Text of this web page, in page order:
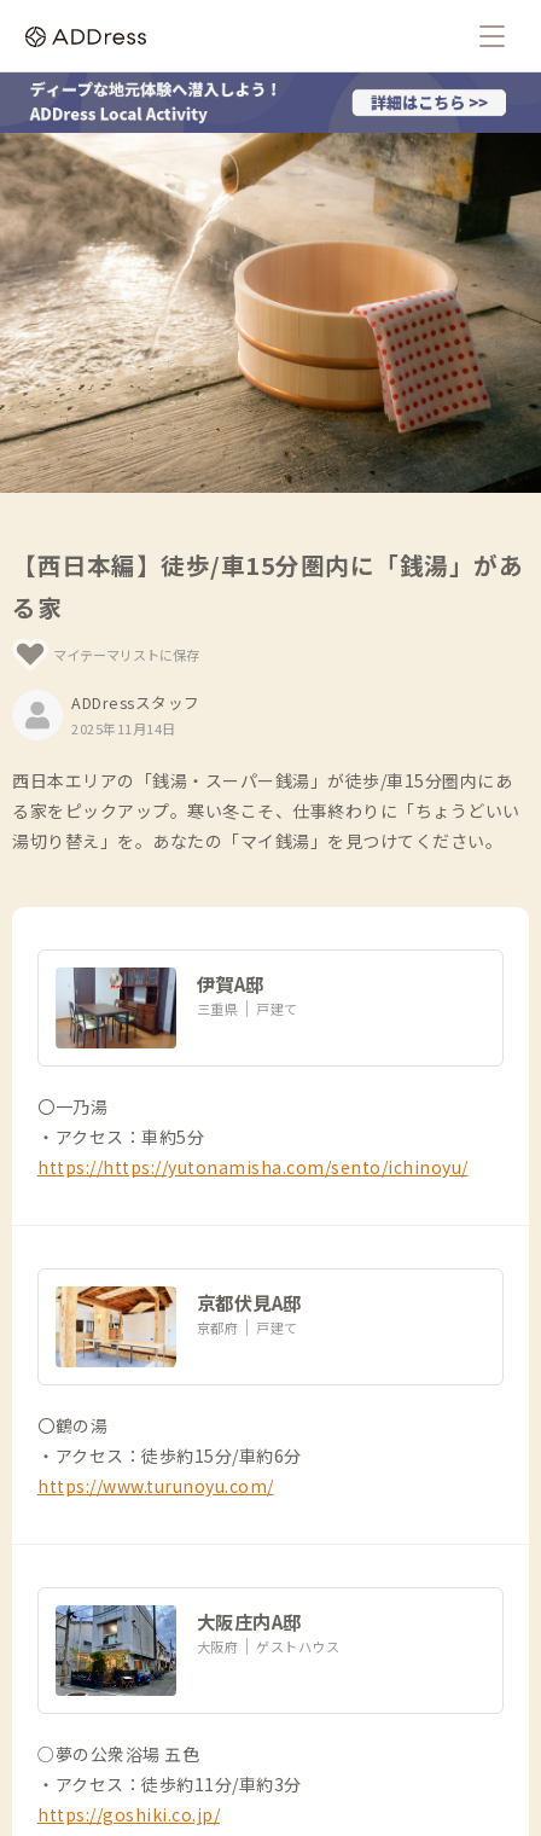
【西日本編】徒歩/車15分圏内に「銭湯」があ
る家
マイテーマリストに保存
ADDressスタッフ
2025年11月14日
西日本エリアの「銭湯・スーパー銭湯」が徒歩/車15分圏内にあ
る家をピックアップ。寒い冬こそ、仕事終わりに「ちょうどいい
湯切り替え」を。あなたの「マイ銭湯」を見つけてください。
伊賀A邸
三重県 戸建て
〇一乃湯
・アクセス：車約5分
https://https://yutonamisha.com/sento/ichinoyu/
京都伏見A邸
京都府 戸建て
〇鶴の湯
・アクセス：徒歩約15分/車約6分
https://www.turunoyu.com/
大阪庄内A邸
大阪府 ゲストハウス
○夢の公衆浴場 五色
・アクセス：徒歩約11分/車約3分
https://goshiki.co.jp/